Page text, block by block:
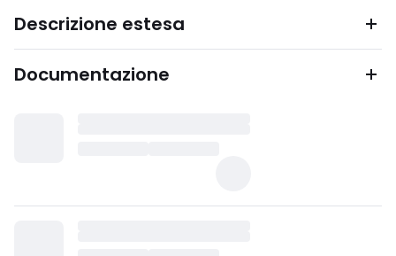
Descrizione estesa
Documentazione